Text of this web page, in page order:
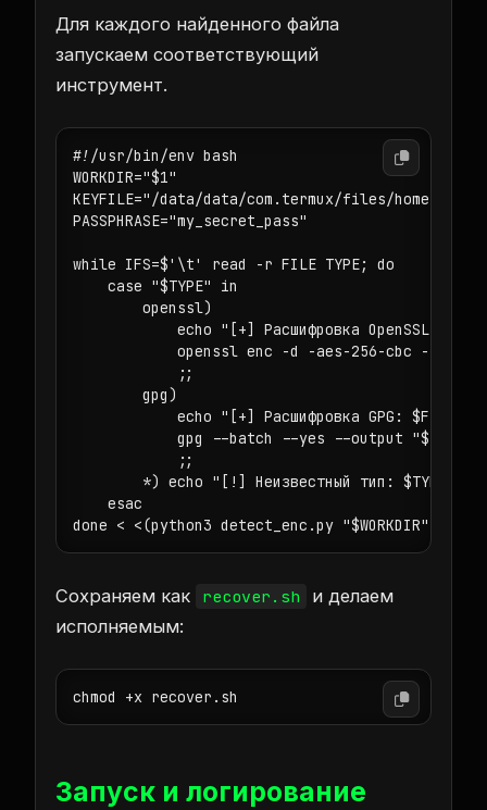
Для каждого найденного файла
запускаем соответствующий
инструмент.
#!/usr/bin/env bash
WORKDIR="$1"
KEYFILE="/data/data/com.termux/files/home/
PASSPHRASE="my_secret_pass"
while IFS=$'\t' read -r FILE TYPE; do
    case "$TYPE" in
        openssl)
echo "[+] Расшифровка OpenSSL:
openssl enc -d -aes-256-cbc -in
            ;;
        gpg)
            echo "[+] Расшифровка GPG: $FILE"
gpg --batch --yes --output
            ;;
        *) echo "[!] Неизвестный тип: $TYPE";;
    esac
Сохраняем как recover.sh
и делаем
исполняемым:
chmod +x recover.sh
Запуск и логирование